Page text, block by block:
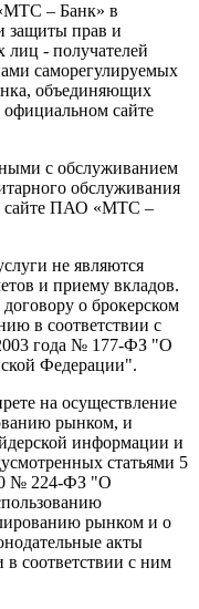
– Банк» в
защиты прав и
лиц - получателей
саморегулируемых
объединяющих
официальном сайте
с обслуживанием
обслуживания
сайте ПАО «МТС –
не являются
и приему вкладов.
о брокерском
в соответствии с
года № 177-ФЗ "О
Федерации".
на осуществление
рынком, и
информации и
статьями 5
№ 224-ФЗ "О
рынком и о
акты
соответствии с ним